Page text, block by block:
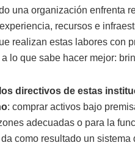
una organización enfrenta
recursos e
realizan estas labores con
lo que sabe hacer mejor:
directivos de estas
: comprar activos bajo
adecuadas o para la
como resultado un